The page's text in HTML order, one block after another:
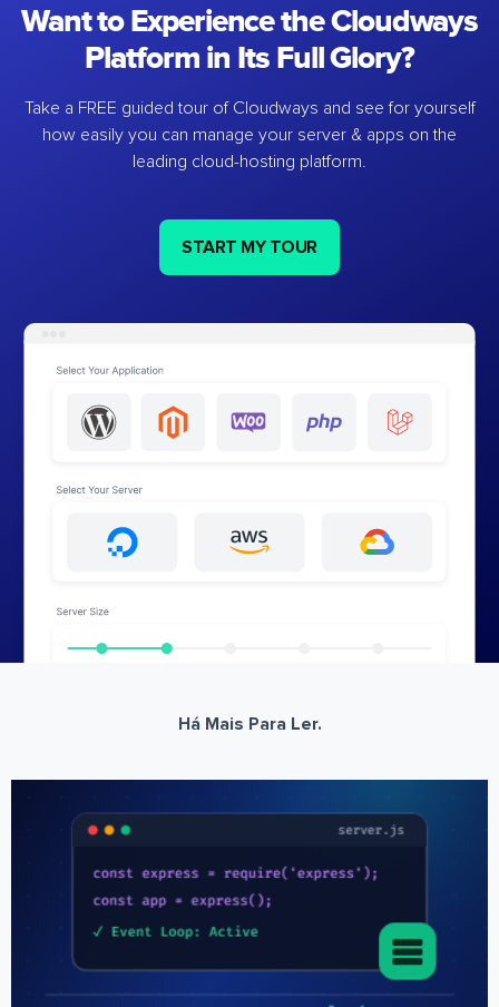
Want to Experience the Cloudways
Platform in Its Full Glory?
Take a FREE guided tour of Cloudways and see for yourself
how easily you can manage your server & apps on the
leading cloud-hosting platform.
START MY TOUR
Há Mais Para Ler.